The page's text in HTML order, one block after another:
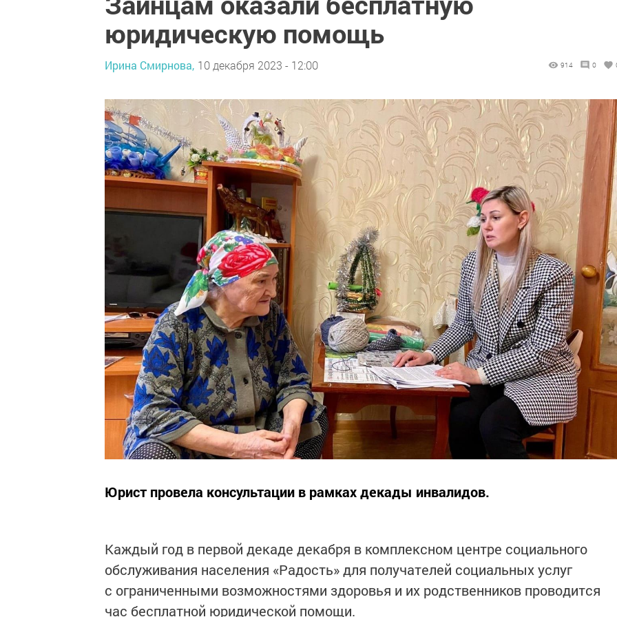
юридическую помощь
Ирина Смирнова, 10 декабря 2023 - 12:00 914 0
Юрист провела консультации в рамках декады инвалидов.
Каждый год в первой декаде декабря в комплексном центре социального
обслуживания населения «Радость» для получателей социальных услуг
с ограниченными возможностями здоровья и их родственников проводится
час бесплатной юридической помощи.